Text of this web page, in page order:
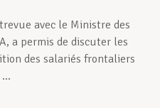
avec le Ministre des
a permis de discuter les
des salariés frontaliers